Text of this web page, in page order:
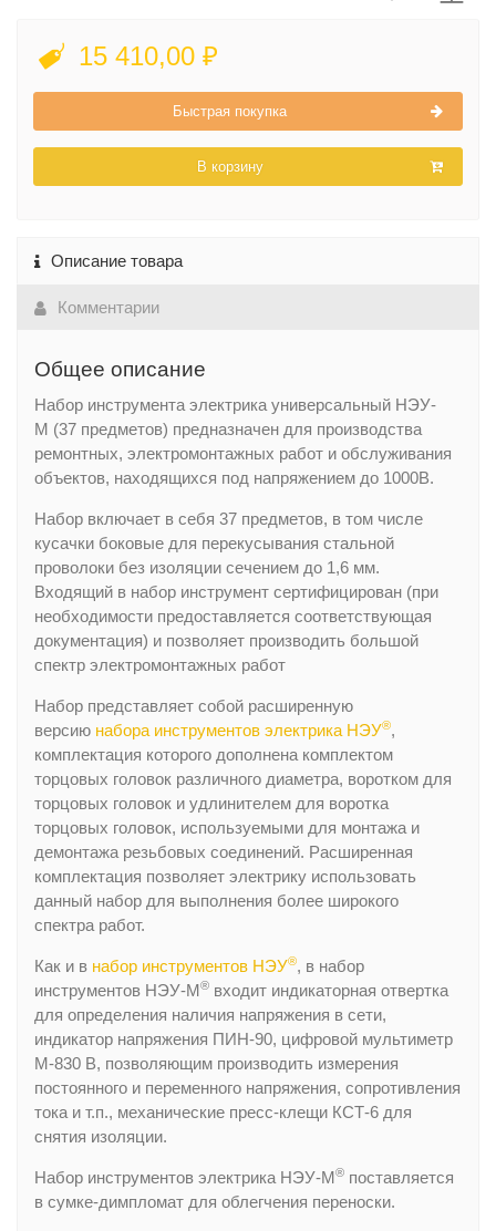
15 410,00 ₽
Быстрая покупка
В корзину
Описание товара
Комментарии
Общее описание
Набор инструмента электрика универсальный НЭУ-
М (37 предметов) предназначен для производства
ремонтных, электромонтажных работ и обслуживания
объектов, находящихся под напряжением до 1000В.
Набор включает в себя 37 предметов, в том числе
кусачки боковые для перекусывания стальной
проволоки без изоляции сечением до 1,6 мм.
Входящий в набор инструмент сертифицирован (при
необходимости предоставляется соответствующая
документация) и позволяет производить большой
спектр электромонтажных работ
Набор представляет собой расширенную
версию набора инструментов электрика НЭУ®,
комплектация которого дополнена комплектом
торцовых головок различного диаметра, воротком для
торцовых головок и удлинителем для воротка
торцовых головок, используемыми для монтажа и
демонтажа резьбовых соединений. Расширенная
комплектация позволяет электрику использовать
данный набор для выполнения более широкого
спектра работ.
Как и в набор инструментов НЭУ®, в набор
инструментов НЭУ-М® входит индикаторная отвертка
для определения наличия напряжения в сети,
индикатор напряжения ПИН-90, цифровой мультиметр
М-830 В, позволяющим производить измерения
постоянного и переменного напряжения, сопротивления
тока и т.п., механические пресс-клещи КСТ-6 для
снятия изоляции.
Набор инструментов электрика НЭУ-М® поставляется
в сумке-димпломат для облегчения переноски.